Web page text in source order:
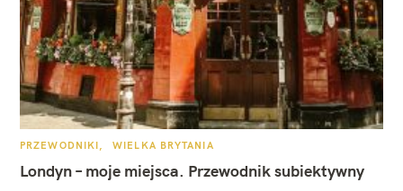
K
T
E
PRZEWODNIKI WIELKA BRYTANIA
Londyn – moje miejsca. Przewodnik subiektywny